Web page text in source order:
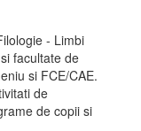
- Limbi
facultate de
si FCE/CAE.
de
de copii si